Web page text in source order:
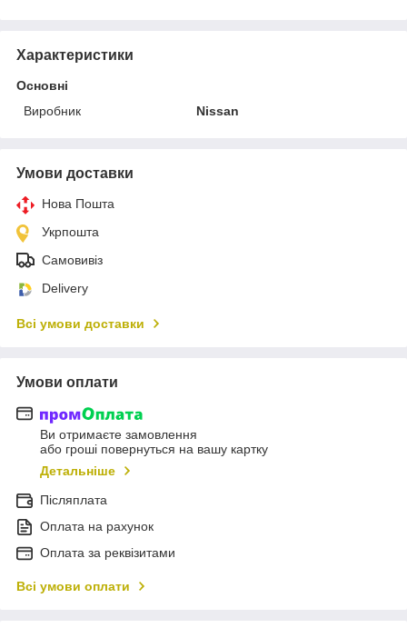
Характеристики
Основні
Виробник
Nissan
Умови доставки
Нова Пошта
Укрпошта
Самовивіз
Delivery
Всі умови доставки
Умови оплати
Ви отримаєте замовлення
або гроші повернуться на вашу картку
Детальніше
Післяплата
Оплата на рахунок
Оплата за реквізитами
Всі умови оплати